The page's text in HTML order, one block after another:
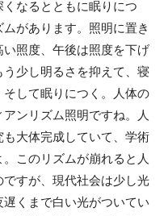
くなるとともに眠りにつ
があります。照明に置き
照度、午後は照度を下げ
少し明るさを抑えて、寝
して眠りにつく。人体の
ンリズム照明ですね。人
大体完成していて、学術
このリズムが崩れると人
すが、現代社会は少し光
くまで白い光がついてい